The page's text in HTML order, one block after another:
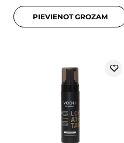
PIEVIENOT GROZAM